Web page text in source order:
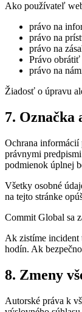
Ako používateľ
právo na
právo na
právo na
Právo obrátiť
právo na
Žiadosť o úpravu
7. Označka
Ochrana informácií
právnymi
podmienok úplnej
Všetky osobné
na tejto stránke
Commit Global sa
Ak zistíme incident
hodín. Ak
8. Zmeny
Autorské práva k